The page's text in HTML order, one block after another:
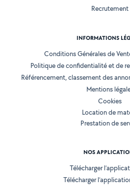
Recrutement
INFORMATIONS
Conditions Générales de
Politique de confidentialité et de
Référencement, classement des
Mentions
Cookies
Location de
Prestation de
NOS
Télécharger
Télécharger